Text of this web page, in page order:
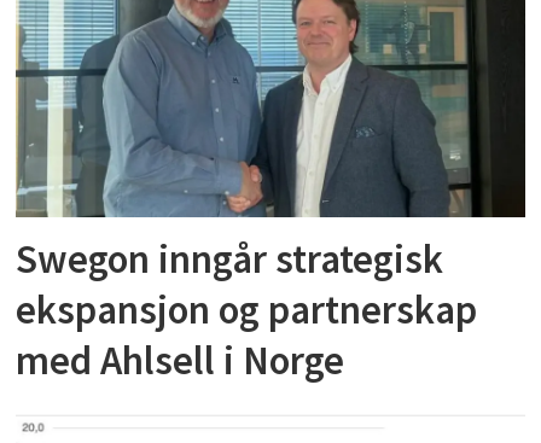
Swegon inngår strategisk
ekspansjon og partnerskap
med Ahlsell i Norge